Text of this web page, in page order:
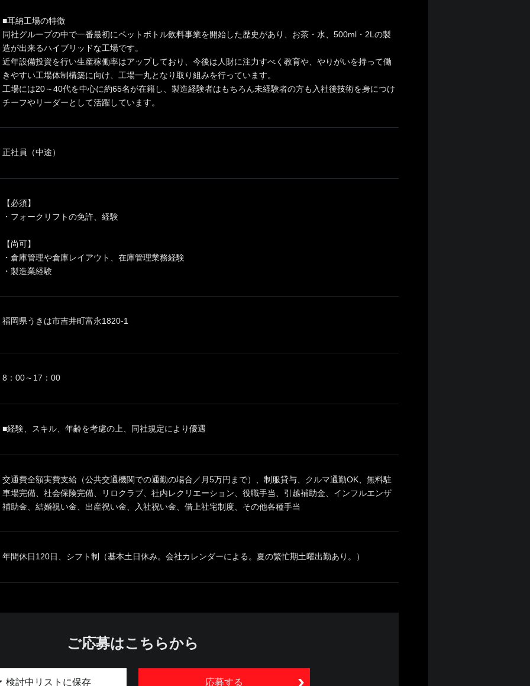
■耳納工場の特徴
同社グループの中で一番最初にペットボトル飲料事業を開始した歴史があり、お茶・水、500ml・2Lの製
造が出来るハイブリッドな工場です。
近年設備投資を行い生産稼働率はアップしており、今後は人財に注力すべく教育や、やりがいを持って働
きやすい工場体制構築に向け、工場一丸となり取り組みを行っています。
工場には20～40代を中心に約65名が在籍し、製造経験者はもちろん未経験者の方も入社後技術を身につけ
チーフやリーダーとして活躍しています。
正社員（中途）
【必須】
・フォークリフトの免許、経験
【尚可】
・倉庫管理や倉庫レイアウト、在庫管理業務経験
・製造業経験
福岡県うきは市吉井町富永1820-1
8：00～17：00
■経験、スキル、年齢を考慮の上、同社規定により優遇
交通費全額実費支給（公共交通機関での通勤の場合／月5万円まで）、制服貸与、クルマ通勤OK、無料駐
車場完備、社会保険完備、リロクラブ、社内レクリエーション、役職手当、引越補助金、インフルエンザ
補助金、結婚祝い金、出産祝い金、入社祝い金、借上社宅制度、その他各種手当
年間休日120日、シフト制（基本土日休み。会社カレンダーによる。夏の繁忙期土曜出勤あり。）
ご応募はこちらから
応募する
検討中リストに保存